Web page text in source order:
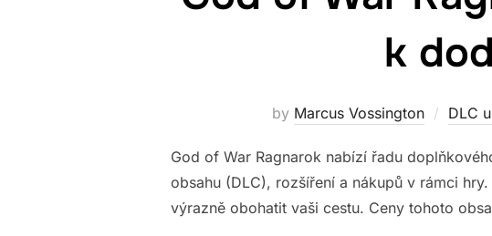
k
by Marcus Vossington DLC
God of War Ragnarok nabízí řadu
obsahu (DLC), rozšíření a nákupů v rámci
výrazně obohatit vaši cestu. Ceny tohoto